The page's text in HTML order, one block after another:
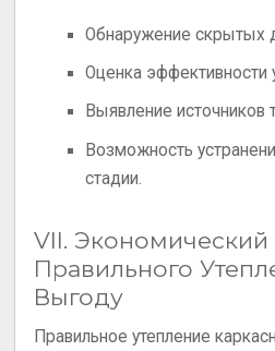
Обнаружение скрытых
Оценка эффективности
Выявление источников
Возможность
стадии.
VII.
Правильного
Выгоду
Правильное утепление